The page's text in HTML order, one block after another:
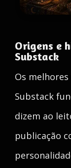
Origens e
Substack
Os
Substack
dizem ao
publicação